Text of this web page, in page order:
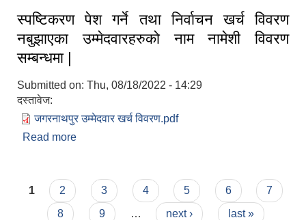
स्पष्टिकरण पेश गर्ने तथा निर्वाचन खर्च विवरण
नबुझाएका उम्मेदवारहरुको नाम नामेशी विवरण
सम्बन्धमा |
Submitted on: Thu, 08/18/2022 - 14:29
दस्तावेज:
जगरनाथपुर उम्मेदवार खर्च विवरण.pdf
Read more
Pages
1 2 3 4 5 6
7
8
9 … next › last »